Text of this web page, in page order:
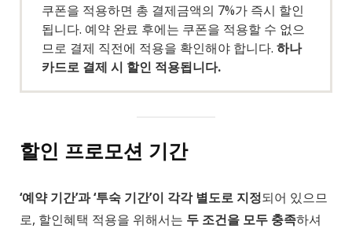
쿠폰을 적용하면 총 결제금액의 7%가 즉시 할인
됩니다. 예약 완료 후에는 쿠폰을 적용할 수 없으
므로 결제 직전에 적용을 확인해야 합니다. 하나
카드로 결제 시 할인 적용됩니다.
할인 프로모션 기간
‘예약 기간’과 ‘투숙 기간’이 각각 별도로 지정되어 있으므
로, 할인혜택 적용을 위해서는 두 조건을 모두 충족하셔